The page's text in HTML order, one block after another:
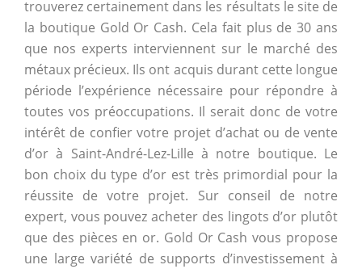
trouverez certainement dans les résultats le site de
la boutique Gold Or Cash. Cela fait plus de 30 ans
que nos experts interviennent sur le marché des
métaux précieux. Ils ont acquis durant cette longue
période l’expérience nécessaire pour répondre à
toutes vos préoccupations. Il serait donc de votre
intérêt de confier votre projet d’achat ou de vente
d’or à Saint-André-Lez-Lille à notre boutique. Le
bon choix du type d’or est très primordial pour la
réussite de votre projet. Sur conseil de notre
expert, vous pouvez acheter des lingots d’or plutôt
que des pièces en or. Gold Or Cash vous propose
une large variété de supports d’investissement à